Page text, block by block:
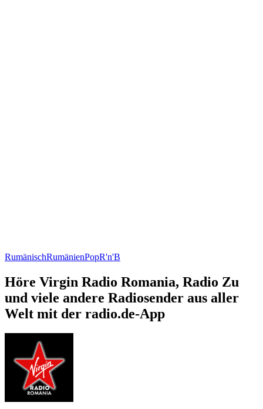
RumänischRumänienPopR'n'B
Höre Virgin Radio Romania, Radio Zu
und viele andere Radiosender aus aller
Welt mit der radio.de-App